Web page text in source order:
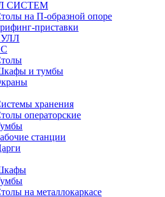
СИСТЕМ
на П-образной опоре
приставки
и тумбы
хранения
операторские
станции
на металлокаркасе